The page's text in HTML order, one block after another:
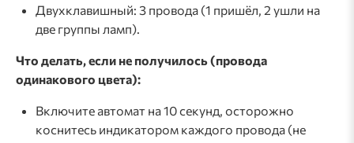
Двухклавишный: 3 провода (1 пришёл, 2 ушли на
две группы ламп).
Что делать, если не получилось (провода
одинакового цвета):
Включите автомат на 10 секунд, осторожно
коснитесь индикатором каждого провода (не